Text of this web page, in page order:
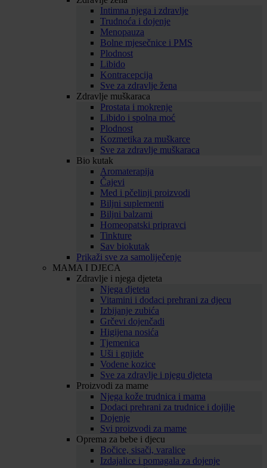
Intimna njega i zdravlje
Trudnoća i dojenje
Menopauza
Bolne mjesečnice i PMS
Plodnost
Libido
Kontracepcija
Sve za zdravlje žena
Zdravlje muškaraca
Prostata i mokrenje
Libido i spolna moć
Plodnost
Kozmetika za muškarce
Sve za zdravlje muškaraca
Bio kutak
Aromaterapija
Čajevi
Med i pčelinji proizvodi
Biljni suplementi
Biljni balzami
Homeopatski pripravci
Tinkture
Sav biokutak
Prikaži sve za samoliječenje
MAMA I DJECA
Zdravlje i njega djeteta
Njega djeteta
Vitamini i dodaci prehrani za djecu
Izbijanje zubića
Grčevi dojenčadi
Higijena nosića
Tjemenica
Uši i gnjide
Vodene kozice
Sve za zdravlje i njegu djeteta
Proizvodi za mame
Njega kože trudnica i mama
Dodaci prehrani za trudnice i dojilje
Dojenje
Svi proizvodi za mame
Oprema za bebe i djecu
Bočice, sisači, varalice
Izdajalice i pomagala za dojenje